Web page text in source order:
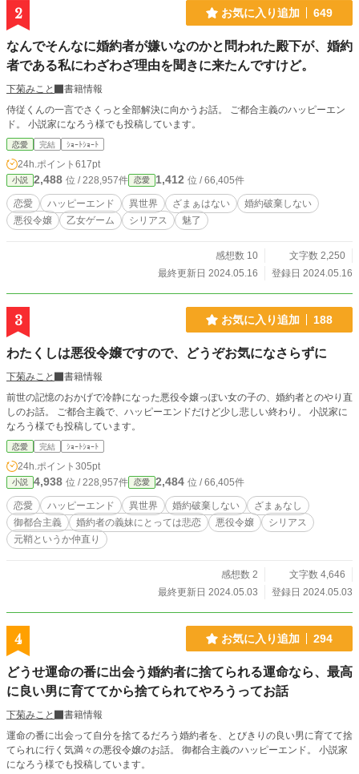
2 お気に入り追加 649
なんでそんなに婚約者が嫌いなのかと問われた殿下が、婚約
者である私にわざわざ理由を聞きに来たんですけど。
下菊みこと
書籍情報
侍従くんの一言でさくっと全部解決に向かうお話。 ご都合主義のハッピーエン
ド。 小説家になろう様でも投稿しています。
恋愛 完結 ｼｮｰﾄｼｮｰﾄ
24h.ポイント 617pt
小説 2,488 位 / 228,957件 恋愛 1,412 位 / 66,405件
恋愛 ハッピーエンド 異世界 ざまぁはない
婚約破棄しない
悪役令嬢
乙女ゲーム シリアス 魅了
感想数 10
文字数 2,250
最終更新日 2024.05.16
登録日 2024.05.16
3 お気に入り追加 188
わたくしは悪役令嬢ですので、どうぞお気になさらずに
下菊みこと
書籍情報
前世の記憶のおかげで冷静になった悪役令嬢っぽい女の子の、婚約者とのやり直
しのお話。 ご都合主義で、ハッピーエンドだけど少し悲しい終わり。 小説家に
なろう様でも投稿しています。
恋愛 完結 ｼｮｰﾄｼｮｰﾄ
24h.ポイント 305pt
小説 4,938 位 / 228,957件 恋愛 2,484 位 / 66,405件
恋愛 ハッピーエンド 異世界 婚約破棄しない
ざまぁなし
御都合主義
婚約者の義妹にとっては悲恋 悪役令嬢
シリアス
元鞘というか仲直り
感想数 2
文字数 4,646
最終更新日 2024.05.03
登録日 2024.05.03
4 お気に入り追加 294
どうせ運命の番に出会う婚約者に捨てられる運命なら、最高
に良い男に育ててから捨てられてやろうってお話
下菊みこと
書籍情報
運命の番に出会って自分を捨てるだろう婚約者を、とびきりの良い男に育てて捨
てられに行く気満々の悪役令嬢のお話。 御都合主義のハッピーエンド。 小説家
になろう様でも投稿しています。